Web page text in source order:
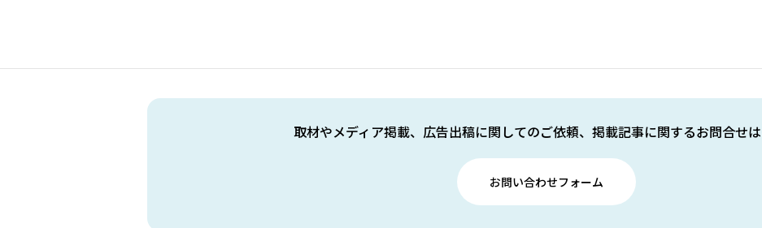
取材やメディア掲載、広告出稿に関してのご依頼、掲載記事に関するお問合せ
お問い合わせフォーム